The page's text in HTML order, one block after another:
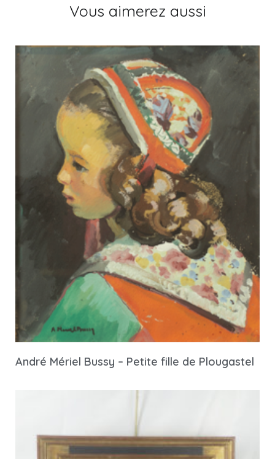
Vous aimerez aussi
André Mériel Bussy – Petite fille de Plougastel